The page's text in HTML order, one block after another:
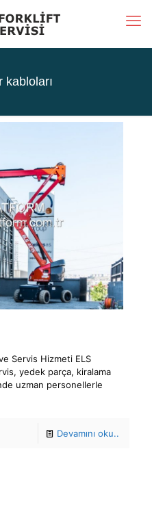
kabloları
Servis Hizmeti ELS
yedek parça, kiralama
uzman personellerle
Devamını oku..